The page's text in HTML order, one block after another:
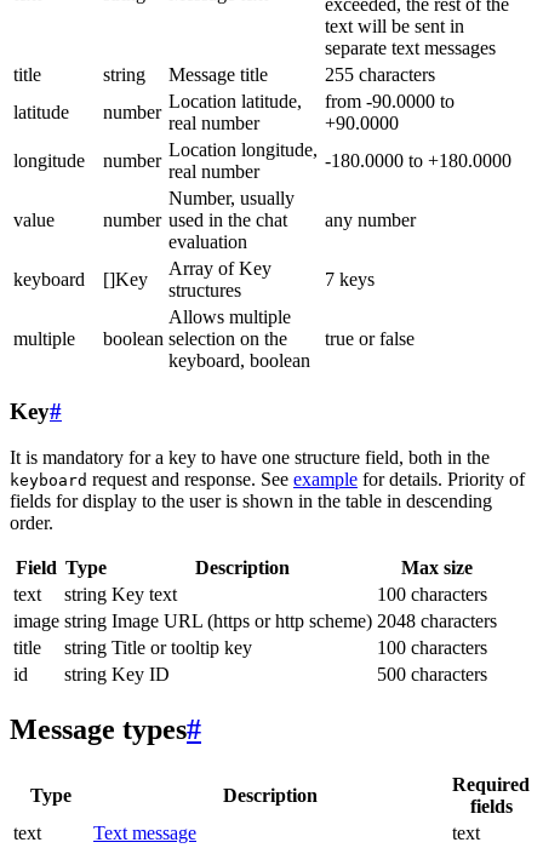
exceeded, the rest of the
text will be sent in
separate text messages
title
string Message title
255 characters
latitude
number
Location latitude,
real number
from -90.0000 to
+90.0000
longitude
number
Location longitude,
real number
-180.0000 to +180.0000
value number
Number, usually
used in the chat
evaluation
any number
keyboard []Key
Array of Key
structures
7 keys
multiple boolean
Allows multiple
selection on the
keyboard, boolean
true or false
Key#
It is mandatory for a key to have one structure field, both in the
keyboard request and response. See example for details. Priority of
fields for display to the user is shown in the table in descending
order.
Field Type Description
Max size
text
string Key text
100 characters
image string Image URL (https or http scheme) 2048 characters
title
string Title or tooltip key
100 characters
id
string Key ID 500 characters
Message types#
Type Description
Required
fields
text
Text message
text